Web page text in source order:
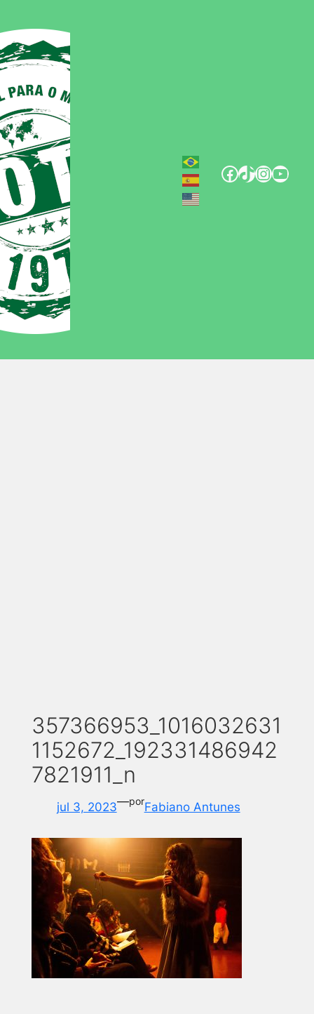
357366953_1016032631
1152672_192331486942
7821911_n
jul 3, 2023—porFabiano Antunes